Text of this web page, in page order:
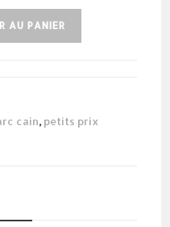
AU PANIER
cain, petits prix